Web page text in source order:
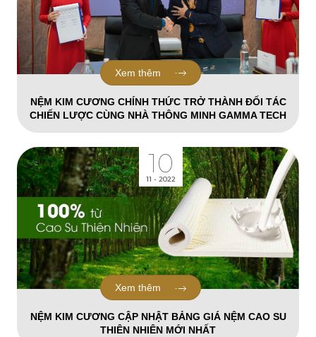
NỆM KIM CƯƠNG CHÍNH THỨC TRỞ THÀNH ĐỐI TÁC
CHIẾN LƯỢC CÙNG NHÀ THÔNG MINH GAMMA TECH
Xem thêm
10
11 - 2022
NỆM KIM CƯƠNG CẬP NHẬT BẢNG GIÁ NỆM CAO SU
THIÊN NHIÊN MỚI NHẤT
Xem thêm